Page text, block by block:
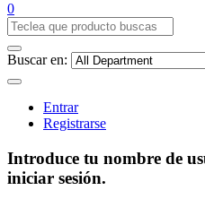
0
Buscar en:
Entrar
Registrarse
Introduce tu nombre de
iniciar sesión.